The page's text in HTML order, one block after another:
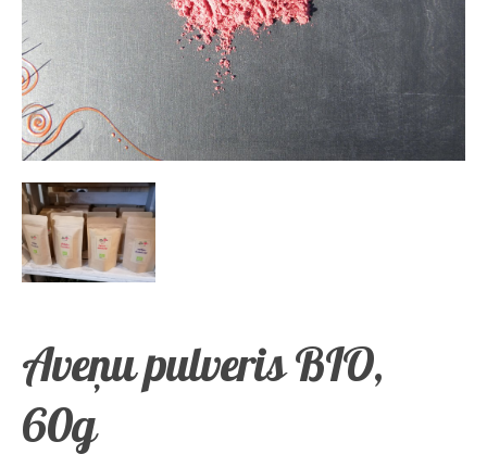
Aveņu pulveris BIO,
60g